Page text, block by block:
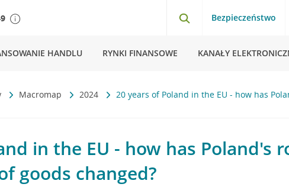
Bezpieczeństwo
HANDLU RYNKI FINANSOWE KANAŁY
Macromap 2024 20 years of Poland in the EU - how has
in the EU - how has Poland's
goods changed?